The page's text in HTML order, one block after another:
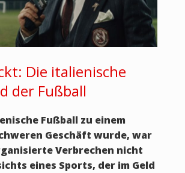
Die italienische
der Fußball
Fußball zu einem
Geschäft wurde, war
Verbrechen nicht
eines Sports, der im Geld